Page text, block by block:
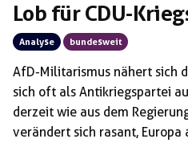
Lob für CDU-
Analyse bundesweit
AfD-Militarismus nähert sich
sich oft als Antikriegspartei
derzeit wie aus dem
verändert sich rasant, Europa